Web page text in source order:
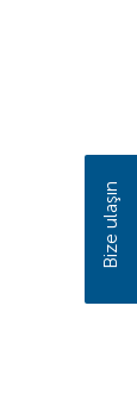
Bize ulaşın